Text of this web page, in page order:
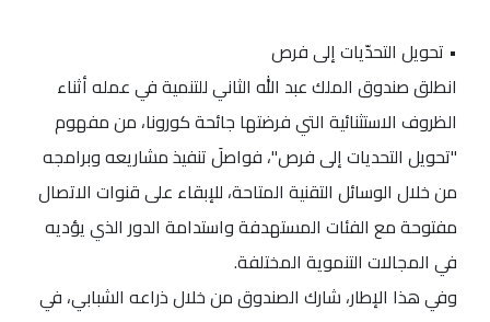
• تحويل التحدّيات إلى فرص
انطلق صندوق الملك عبد الله الثاني للتنمية في عمله أثناء
الظروف الاستثنائية التي فرضتها جائحة كورونا، من مفهوم
"تحويل التحديات إلى فرص"، فواصلَ تنفيذ مشاريعه وبرامجه
من خلال الوسائل التقنية المتاحة، للإبقاء على قنوات الاتصال
مفتوحة مع الفئات المستهدفة واستدامة الدور الذي يؤديه
في المجالات التنموية المختلفة.
وفي هذا الإطار، شارك الصندوق من خلال ذراعه الشبابي، في